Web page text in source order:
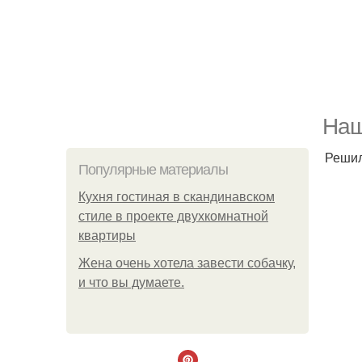
Популярные материалы
Кухня гостиная в скандинавском
стиле в проекте двухкомнатной
квартиры
Жена очень хотела завести собачку,
и что вы думаете.